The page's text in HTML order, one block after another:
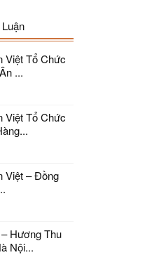
Việt Tổ Chức
...
Việt Tổ Chức
Việt – Đồng
Hương Thu
Nội...